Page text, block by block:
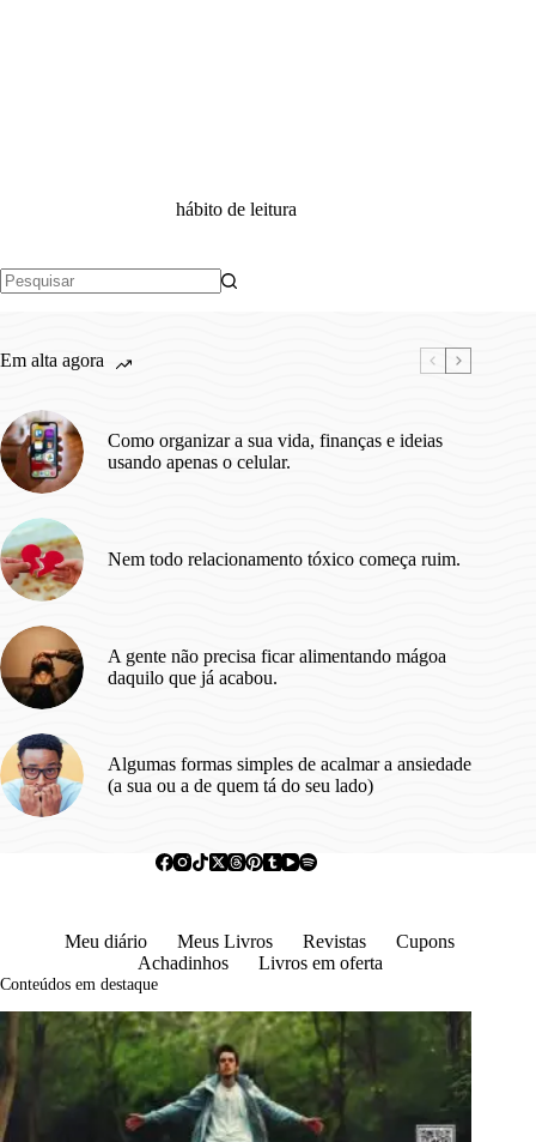
hábito de leitura
Em alta agora
Como organizar a sua vida, finanças e ideias
usando apenas o celular.
Nem todo relacionamento tóxico começa ruim.
A gente não precisa ficar alimentando mágoa
daquilo que já acabou.
Algumas formas simples de acalmar a ansiedade
(a sua ou a de quem tá do seu lado)
Meu diário Meus Livros Revistas
Cupons
Achadinhos
Livros em oferta
Conteúdos em destaque